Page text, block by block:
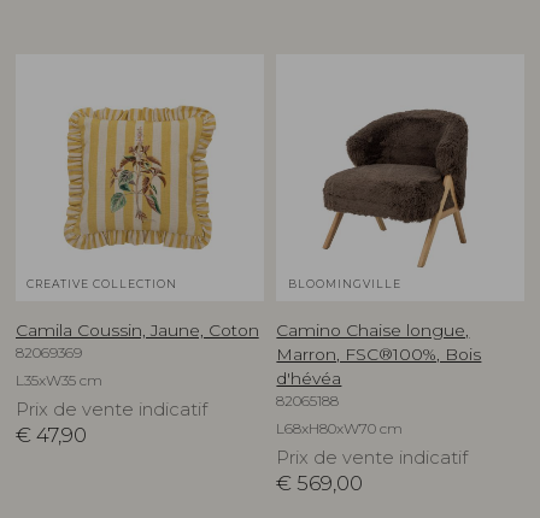
CREATIVE COLLECTION
Camila Coussin, Jaune, Coton
82069369
L35xW35 cm
Prix de vente indicatif
€ 47,90
BLOOMINGVILLE
Camino Chaise longue,
Marron, FSC®100%, Bois
d'hévéa
82065188
L68xH80xW70 cm
Prix de vente indicatif
€ 569,00